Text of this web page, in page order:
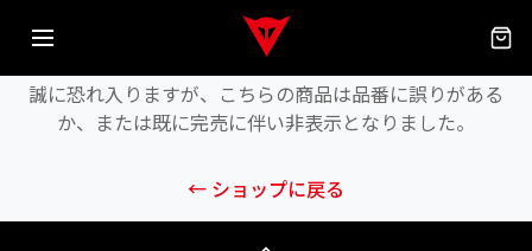
商品が見つかりません
誠に恐れ入りますが、こちらの商品は品番に誤りがある
か、または既に完売に伴い非表示となりました。
← ショップに戻る